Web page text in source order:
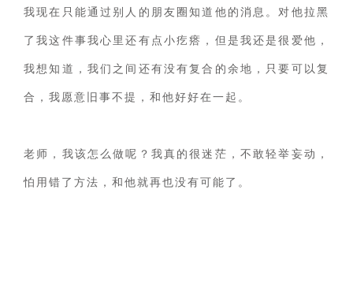
我现在只能通过别人的朋友圈知道他的消息。对他拉黑
了我这件事我心里还有点小疙瘩，但是我还是很爱他，
我想知道，我们之间还有没有复合的余地，只要可以复
合，我愿意旧事不提，和他好好在一起。
老师，我该怎么做呢？我真的很迷茫，不敢轻举妄动，
怕用错了方法，和他就再也没有可能了。